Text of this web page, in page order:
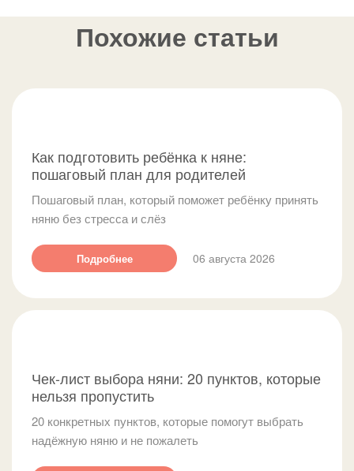
поведение самих родителей. Попытки форсировать
процесс — оставить ребёнка сразу на весь день без
план для родителей
Похожие статьи
Как подготовить ребёнка к няне:
пошаговый план для родителей
Пошаговый план, который поможет ребёнку принять
няню без стресса и слёз
Подробнее 06 августа 2026
Чек-лист выбора няни: 20 пунктов, которые
нельзя пропустить
20 конкретных пунктов, которые помогут выбрать
надёжную няню и не пожалеть